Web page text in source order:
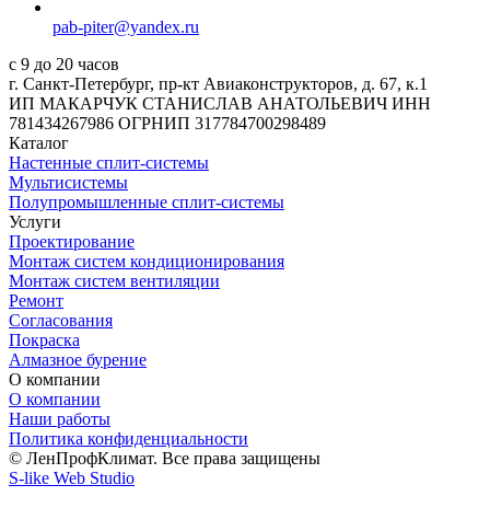
pab-piter@yandex.ru
с 9 до 20 часов
г. Санкт-Петербург, пр-кт Авиаконструкторов, д. 67, к.1
ИП МАКАРЧУК СТАНИСЛАВ АНАТОЛЬЕВИЧ ИНН
781434267986 ОГРНИП 317784700298489
Каталог
Настенные сплит-системы
Мультисистемы
Полупромышленные сплит-системы
Услуги
Проектирование
Монтаж систем кондиционирования
Монтаж систем вентиляции
Ремонт
Согласования
Покраска
Алмазное бурение
О компании
О компании
Наши работы
Политика конфиденциальности
© ЛенПрофКлимат. Все права защищены
S-like Web Studio